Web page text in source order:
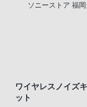
ソニーストア 福
ワイヤレスノイズ
ット